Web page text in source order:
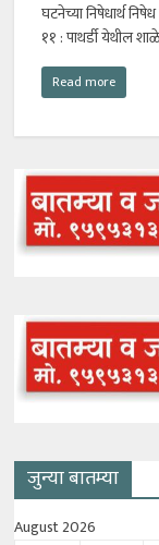
घटनेच्या निषेधार्थ निषेध
११ : पाथर्डी येथील
Read more
जुन्या बातम्या
August 2026